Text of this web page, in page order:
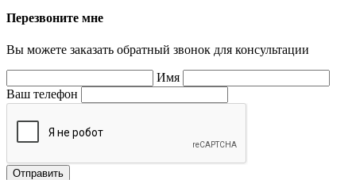
Перезвоните мне
Вы можете заказать обратный звонок для консультации
Имя
Ваш телефон